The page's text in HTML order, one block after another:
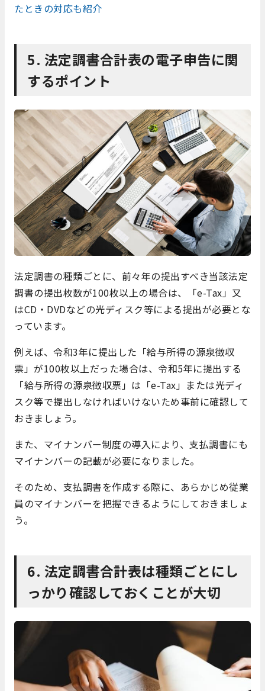
たときの対応も紹介
5. 法定調書合計表の電子申告に関
するポイント
法定調書の種類ごとに、前々年の提出すべき当該法定
調書の提出枚数が100枚以上の場合は、「e-Tax」又
はCD・DVDなどの光ディスク等による提出が必要とな
っています。
例えば、令和3年に提出した「給与所得の源泉徴収
票」が100枚以上だった場合は、令和5年に提出する
「給与所得の源泉徴収票」は「e-Tax」または光ディ
スク等で提出しなければいけないため事前に確認して
おきましょう。
また、マイナンバー制度の導入により、支払調書にも
マイナンバーの記載が必要になりました。
そのため、支払調書を作成する際に、あらかじめ従業
員のマイナンバーを把握できるようにしておきましょ
う。
6. 法定調書合計表は種類ごとにし
っかり確認しておくことが大切